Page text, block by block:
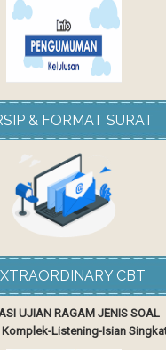
& FORMAT SURAT
CBT
UJIAN RAGAM JENIS SOAL
Komplek-Listening-Isian